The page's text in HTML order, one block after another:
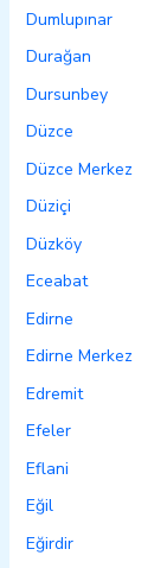
Dumlupınar
Durağan
Dursunbey
Düzce
Düzce Merkez
Düziçi
Düzköy
Eceabat
Edirne
Edirne Merkez
Edremit
Efeler
Eflani
Eğil
Eğirdir